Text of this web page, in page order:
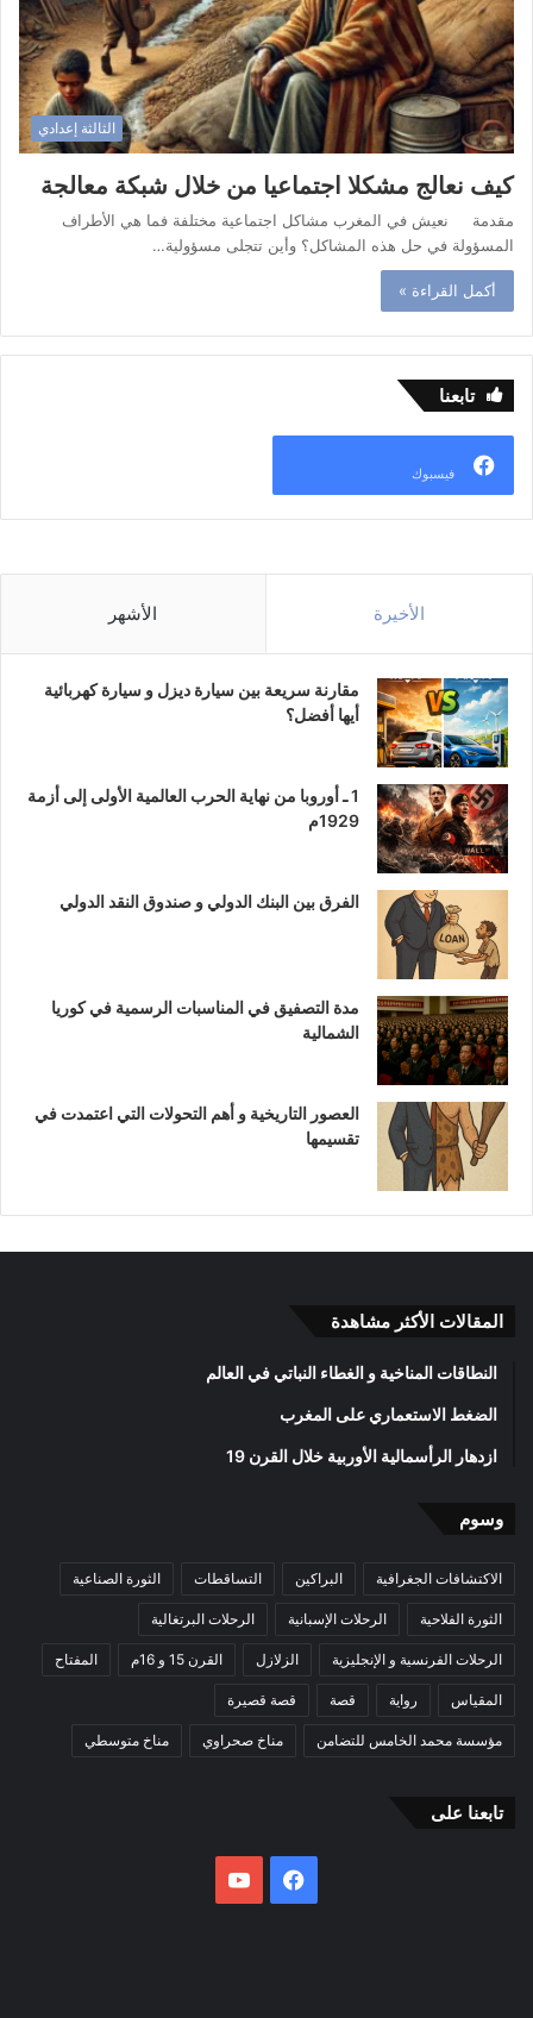
الثالثة إعدادي
كيف نعالج مشكلا اجتماعيا من خلال شبكة معالجة
مقدمة نعيش في المغرب مشاكل اجتماعية مختلفة فما هي الأطراف
المسؤولة في حل هذه المشاكل؟ وأين تتجلى مسؤولية…
أكمل القراءة »
تابعنا
فيسبوك
الأخيرة الأشهر
مقارنة سريعة بين سيارة ديزل و سيارة كهربائية
أيها أفضل؟
1 ـ أوروبا من نهاية الحرب العالمية الأولى إلى أزمة
1929م
الفرق بين البنك الدولي و صندوق النقد الدولي
مدة التصفيق في المناسبات الرسمية في كوريا
الشمالية
العصور التاريخية و أهم التحولات التي اعتمدت في
تقسيمها
المقالات الأكثر مشاهدة
النطاقات المناخية و الغطاء النباتي في العالم
الضغط الاستعماري على المغرب
ازدهار الرأسمالية الأوربية خلال القرن 19
وسوم
الاكتشافات الجغرافية البراكين التساقطات الثورة الصناعية
الثورة الفلاحية الرحلات الإسبانية الرحلات البرتغالية
الرحلات الفرنسية و الإنجليزية الزلازل القرن 15 و 16م المفتاح
المقياس رواية قصة قصة قصيرة
مؤسسة محمد الخامس للتضامن مناخ صحراوي مناخ متوسطي
تابعنا على
فيسبوك